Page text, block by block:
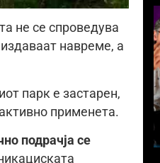
не се спроведува
навреме, а
парк е застарен,
применета.
подрачја се